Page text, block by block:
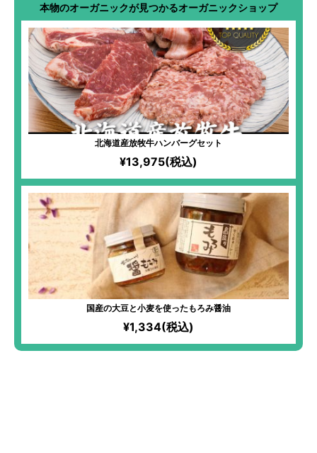
本物のオーガニックが見つかるオーガニックショップ
北海道産放牧牛ハンバーグセット
¥13,975(税込)
国産の大豆と小麦を使ったもろみ醤油
¥1,334(税込)